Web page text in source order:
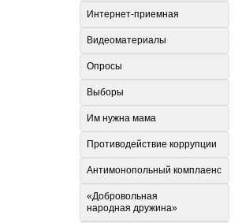
Интернет-приемная
Видеоматериалы
Опросы
Выборы
Им нужна мама
Противодействие коррупции
Антимонопольный комплаенс
«Добровольная
народная дружина»